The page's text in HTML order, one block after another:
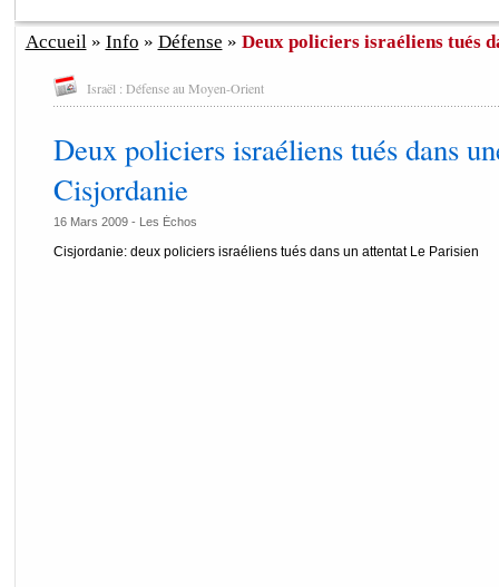
Accueil» Info » Défense » Deux policiers israéliens tués
Israël : Défense au Moyen-Orient
Deux policiers israéliens tués dans
Cisjordanie
16 Mars 2009 - Les Échos
Cisjordanie: deux policiers israéliens tués dans un attentat Le Parisien